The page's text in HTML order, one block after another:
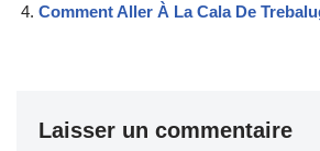
Comment Aller À La Cala De
Laisser un commentaire